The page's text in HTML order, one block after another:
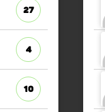
27
4
10